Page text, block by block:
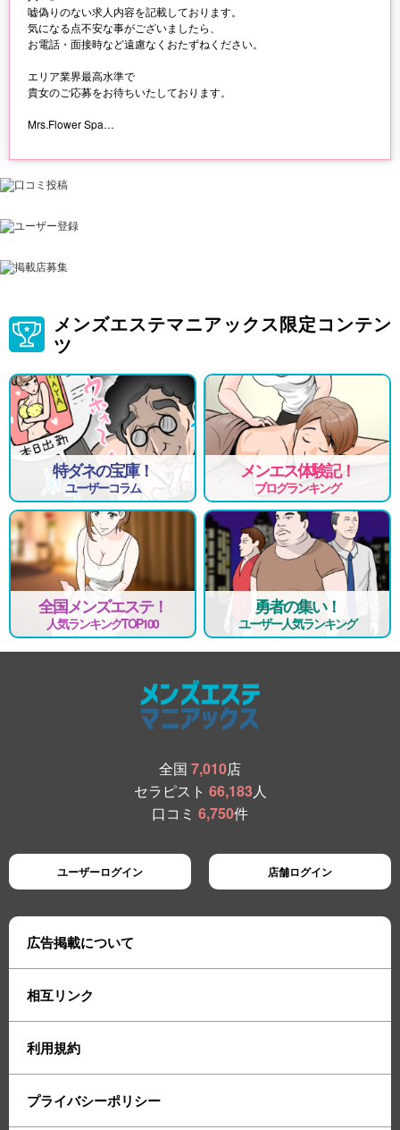
嘘偽りのない求人内容を記載しております。
気になる点不安な事がございましたら、
お電話・面接時など遠慮なくおたずねください。
エリア業界最高水準で
貴女のご応募をお待ちいたしております。
Mrs.Flower Spa
~~~~~~
募集職種
勤務地
「伏見駅」より徒歩5分
▼名駅ルーム
「各線名古屋駅」より徒歩5分
30～55歳まで
勤務日・時間
完全シフト出勤制（週1、月1～勤務でもOK）
11：00～翌5:00までの間でお好きな時間でお願い致します。
90分10,000円以上可能！！
完全日払制
完全個室待機
制服貸出無料
手厚い手当あり
罰金やノルマ一切無し
引き物一切無し
Wワーク・掛け持ちOK
メンズエステマニアックス限定コンテン
ツ
特ダネの宝庫！
ユーザーコラム
メンエス体験記！
ブログランキング
全国メンズエステ！
人気ランキングTOP100
勇者の集い！
ユーザー人気ランキング
全国 7,010店
セラピスト 66,183人
口コミ 6,750件
ユーザーログイン 店舗ログイン
広告掲載について
相互リンク
利用規約
プライバシーポリシー